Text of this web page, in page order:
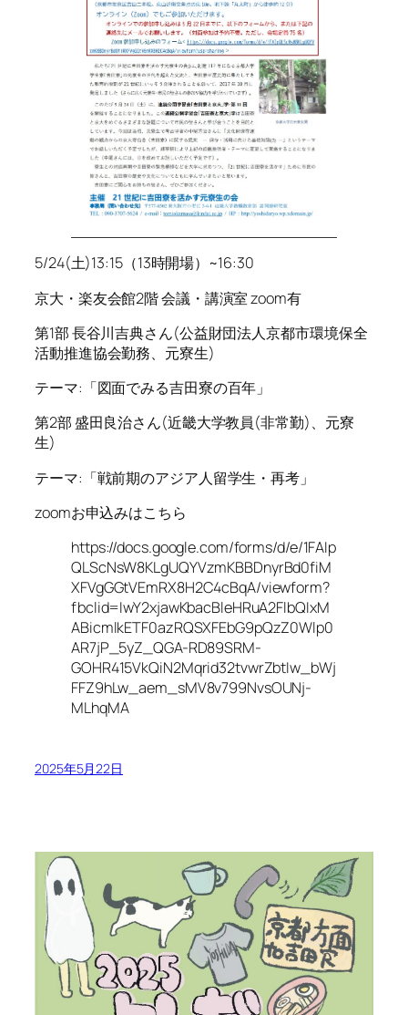
5/24(土)13:15（13時開場）~16:30
京大・楽友会館2階 会議・講演室 zoom有
第1部 長谷川吉典さん(公益財団法人京都市環境保全
活動推進協会勤務、元寮生)
テーマ:「図面でみる吉田寮の百年」
第2部 盛田良治さん(近畿大学教員(非常勤)、元寮
生)
テーマ:「戦前期のアジア人留学生・再考」
zoomお申込みはこちら
https://docs.google.com/forms/d/e/1FAIp
QLScNsW8KLgUQYVzmKBBDnyrBd0fiM
XFVgGGtVEmRX8H2C4cBqA/viewform?
fbclid=IwY2xjawKbacBleHRuA2FlbQIxM
ABicmlkETF0azRQSXFEbG9pQzZ0Wlp0
AR7jP_5yZ_QGA-RD89SRM-
GOHR415VkQiN2Mqrid32tvwrZbtIw_bWj
FFZ9hLw_aem_sMV8v799NvsOUNj-
MLhqMA
2025年5月22日